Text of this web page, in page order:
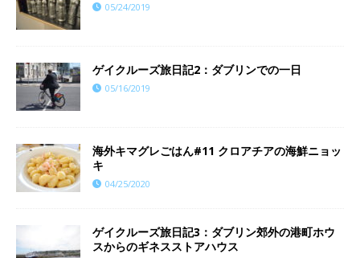
05/24/2019
ゲイクルーズ旅日記2：ダブリンでの一日
05/16/2019
海外キマグレごはん#11 クロアチアの海鮮ニョッ
キ
04/25/2020
ゲイクルーズ旅日記3：ダブリン郊外の港町ホウ
スからのギネスストアハウス